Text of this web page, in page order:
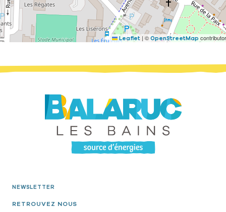
Leaflet | © OpenStreetMap
NEWSLETTER
RETROUVEZ NOUS